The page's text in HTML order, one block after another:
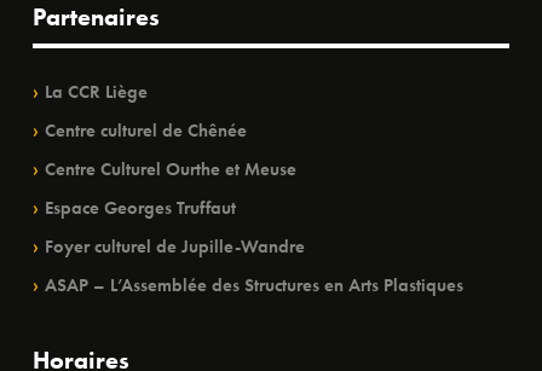
Partenaires
La CCR Liège
Centre culturel de Chênée
Centre Culturel Ourthe et Meuse
Espace Georges Truffaut
Foyer culturel de Jupille-Wandre
ASAP – L’Assemblée des Structures en Arts Plastiques
Horaires